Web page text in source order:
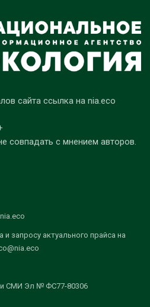
сайта ссылка на nia.eco
совпадать с мнением авторов.
запросу актуального прайса на
СМИ Эл № ФС77-80306